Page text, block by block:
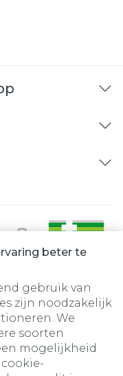
beter te
gebruik van
zijn noodzakelijk
We
soorten
mogelijkheid